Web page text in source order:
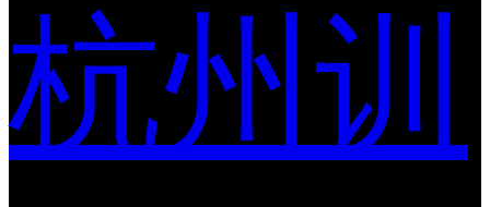
杭州训